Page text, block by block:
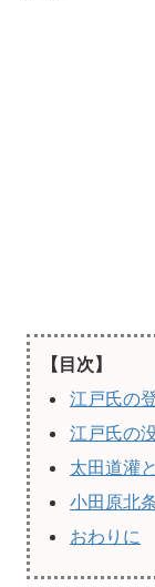
【目次】
江戸氏の
江戸氏の
太田道灌
小田原北
おわりに